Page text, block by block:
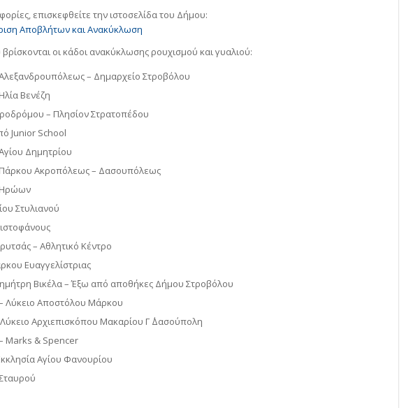
επισκεφθείτε την ιστοσελίδα του Δήμου:
Αποβλήτων και Ανακύκλωση
οι κάδοι ανακύκλωσης ρουχισμού και γυαλιού:
– Δημαρχείο Στροβόλου
Βενέζη
– Πλησίον Στρατοπέδου
Junior School
Δημητρίου
Ακροπόλεως – Δασουπόλεως
Ηρώων
Στυλιανού
– Αθλητικό Κέντρο
Ευαγγελίστριας
Βικέλα – Έξω από αποθήκες Δήμου Στροβόλου
Λύκειο Αποστόλου Μάρκου
Αρχιεπισκόπου Μακαρίου Γ ΄Δασούπολη
Marks & Spencer
Αγίου Φανουρίου